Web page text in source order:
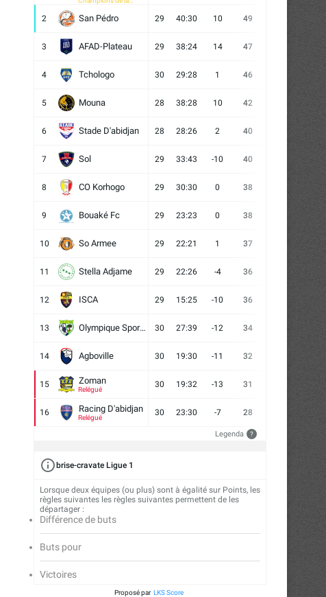
2 San Pédro 29 40:30 10 49 6
3 AFAD-Plateau 29 38:24 14 47
4 Tchologo 30 29:28 1 46
5 Mouna 28 38:28 10 42
6 Stade D'abidjan 28 28:26 2 40 10
7 Sol 29 33:43 -10 40
8 CO Korhogo 29 30:30 0 38
9 Bouaké Fc 29 23:23 0 38
10 So Armee 29 22:21 1 37 10
11 Stella Adjame 29 22:26 -4 36
12 ISCA 29 15:25 -10 36
13 Olympique Sport d'Abobo FC 30 27:39 -12 34
14 Agboville 30 19:30 -11 32
15 Zoman
Relégué
30 19:32 -13 31 13
16 Racing D'abidjan
Relégué
30 23:30 -7 28
Legenda ?
brise-cravate Ligue 1
Lorsque deux équipes (ou plus) sont à égalité sur Points, les
règles suivantes les règles suivantes permettent de les
départager :
Différence de buts
Buts pour
Victoires
Proposé par LKS Score